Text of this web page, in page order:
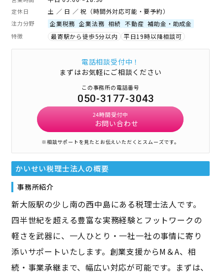
定休日 土 ／ 日 ／ 祝（時間外対応可能・要予約）
注力分野 企業税務 企業法務 相続 不動産 補助金・助成金
特徴 最寄駅から徒歩5分以内 平日19時以降相談可
電話相談受付中！
まずはお気軽にご相談ください
この事務所の電話番号
050-3177-3043
24時間受付中
お問い合わせ
※相談サポートを見たとお伝えいただくとスムーズです。
かいせい税理士法人の概要
事務所紹介
新大阪駅の少し南の西中島にある税理士法人です。
四半世紀を超える豊富な実務経験とフットワークの
軽さを武器に、一人ひとり・一社一社の事情に寄り
添いサポートいたします。創業支援からM＆A、相
続・事業承継まで、幅広い対応が可能です。まずは、